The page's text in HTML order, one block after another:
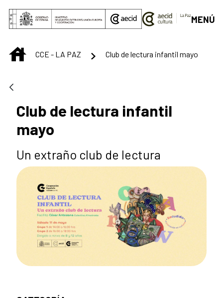
Skip to Main Content
MENÚ
INICIOCCE - LA PAZ Club de lectura infantil mayo
Club de lectura infantil
mayo
Un extraño club de lectura